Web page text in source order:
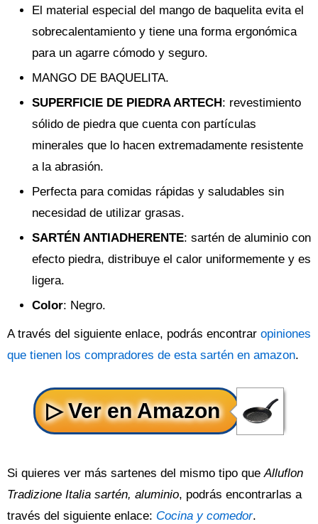
El material especial del mango de baquelita evita el
sobrecalentamiento y tiene una forma ergonómica
para un agarre cómodo y seguro.
MANGO DE BAQUELITA.
SUPERFICIE DE PIEDRA ARTECH : revestimiento
sólido de piedra que cuenta con partículas
minerales que lo hacen extremadamente resistente
a la abrasión.
Perfecta para comidas rápidas y saludables sin
necesidad de utilizar grasas.
SARTÉN ANTIADHERENTE: sartén de aluminio con
efecto piedra, distribuye el calor uniformemente y es
ligera.
Color: Negro.
A través del siguiente enlace, podrás encontrar opiniones
que tienen los compradores de esta sartén en amazon.
Si quieres ver más sartenes del mismo tipo queAlluflon
Tradizione Italia sartén, aluminio, podrás encontrarlas a
través del siguiente enlace: Cocina y comedor.